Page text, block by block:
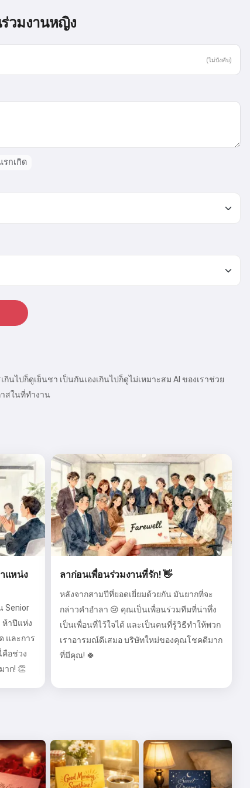
วมงานหญิง
(ไม่บังคับ)
รกเกิด
ไปก็ดูเย็นชา เป็นกันเองเกินไปก็ดูไม่เหมาะสม AI ของเราช่วย
สในที่ทำงาน
แหน่ง
Senior
ห้าปีแห่ง
และการ
อช่วง
าก! 👏
ลาก่อนเพื่อนร่วมงานที่รัก! 👋
หลังจากสามปีที่ยอดเยี่ยมด้วยกัน มันยากที่จะ
กล่าวคำอำลา 😢 คุณเป็นเพื่อนร่วมทีมที่น่าทึ่ง
เป็นเพื่อนที่ไว้ใจได้ และเป็นคนที่รู้วิธีทำให้พวก
เราอารมณ์ดีเสมอ บริษัทใหม่ของคุณโชคดีมาก
ที่มีคุณ! 🍀